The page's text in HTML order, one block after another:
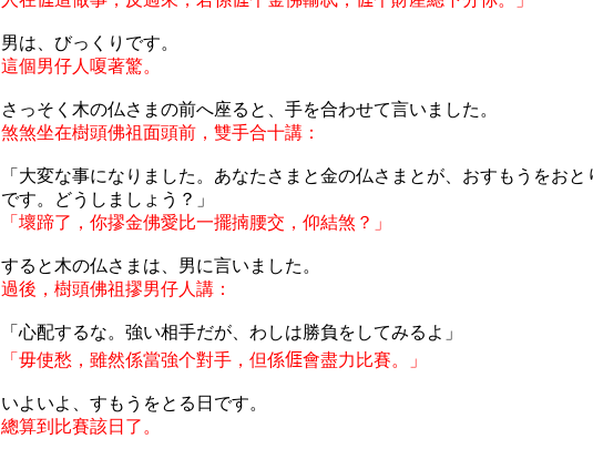
男は、びっくりです。
這個男仔人嗄著驚。
さっそく木の仏さまの前へ座ると、手を合わせて言いました。
煞煞坐在樹頭佛祖面頭前，雙手合十講：
「大変な事になりました。あなたさまと金の仏さまとが、おすもうをおと
です。どうしましょう？」
「壞蹄了，你摎金佛愛比一擺揇腰交，仰結煞？」
すると木の仏さまは、男に言いました。
過後，樹頭佛祖摎男仔人講：
「心配するな。強い相手だが、わしは勝負をしてみるよ」
「毋使愁，雖然係當強个對手，但係𠊎會盡力比賽。」
いよいよ、すもうをとる日です。
總算到比賽該日了。